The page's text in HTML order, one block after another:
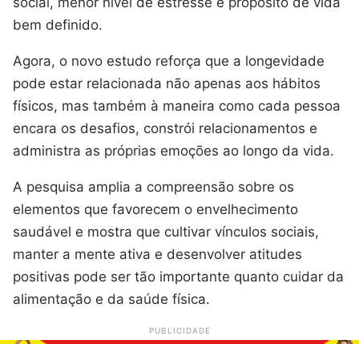
bem definido.
Agora, o novo estudo reforça que a longevidade
pode estar relacionada não apenas aos hábitos
físicos, mas também à maneira como cada pessoa
encara os desafios, constrói relacionamentos e
administra as próprias emoções ao longo da vida.
A pesquisa amplia a compreensão sobre os
elementos que favorecem o envelhecimento
saudável e mostra que cultivar vínculos sociais,
manter a mente ativa e desenvolver atitudes
positivas pode ser tão importante quanto cuidar da
alimentação e da saúde física.
PUBLICIDADE